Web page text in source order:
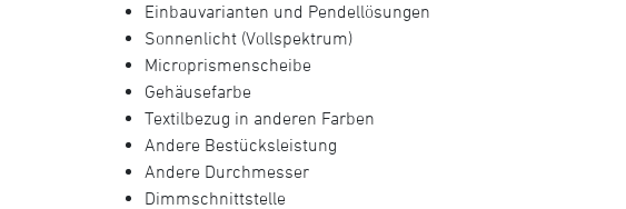
Einbauvarianten und Pendellösungen
Sonnenlicht (Vollspektrum)
Microprismenscheibe
Gehäusefarbe
Textilbezug in anderen Farben
Andere Bestücksleistung
Andere Durchmesser
Dimmschnittstelle